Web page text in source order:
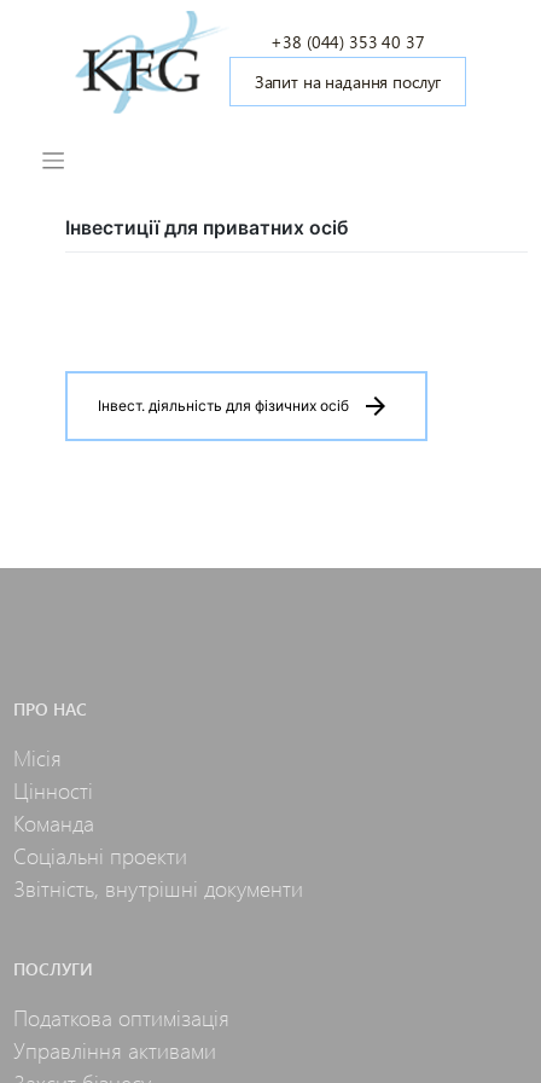
+38 (044) 353 40 37
Запит на надання послуг
Інвестиції для приватних осіб
Інвест. діяльність для фізичних осіб arrow_forward
ПРО НАС
Місія
Цінності
Команда
Соціальні проекти
Звітність, внутрішні документи
ПОСЛУГИ
Податкова оптимізація
Управління активами